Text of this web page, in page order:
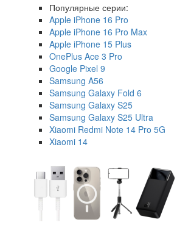
Популярные серии:
Apple iPhone 16 Pro
Apple iPhone 16 Pro Max
Apple iPhone 15 Plus
OnePlus Ace 3 Pro
Google Pixel 9
Samsung A56
Samsung Galaxy Fold 6
Samsung Galaxy S25
Samsung Galaxy S25 Ultra
Xiaomi Redmi Note 14 Pro 5G
Xiaomi 14